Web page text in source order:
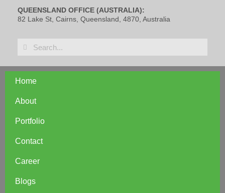
QUEENSLAND OFFICE (AUSTRALIA):
82 Lake St, Cairns, Queensland, 4870, Australia
Home
About
Portfolio
Contact
Career
Blogs